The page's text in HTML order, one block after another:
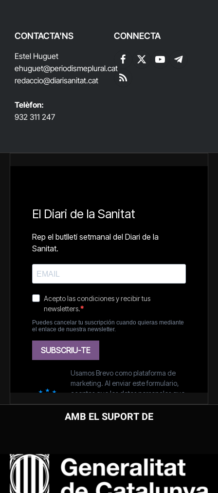
CONTACTA'NS
Estel Huguet
ehuguet@periodismeplural.cat
redaccio@diarisanitat.cat
Telèfon:
932 311 247
CONNECTA
Facebook
X
YouTubeTelegram
RSS
AMB EL SUPORT DE